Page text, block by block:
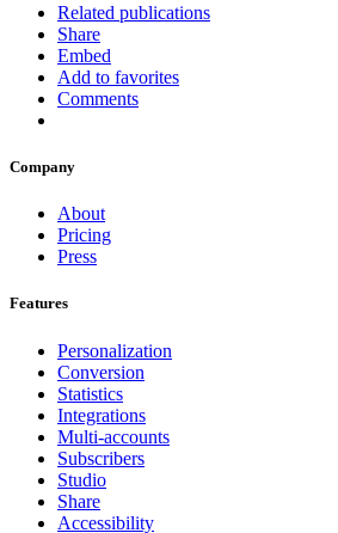
Related publications
Share
Embed
Add to favorites
Comments
Company
About
Pricing
Press
Features
Personalization
Conversion
Statistics
Integrations
Multi-accounts
Subscribers
Studio
Share
Accessibility